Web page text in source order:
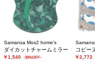
Samansa Mos2 home's
ダイカットチャームミラー
￥1,540 -30%OFF-
コピー
￥2,772